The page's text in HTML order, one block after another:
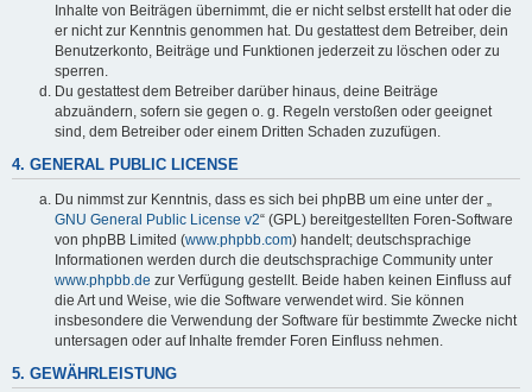
Inhalte von Beiträgen übernimmt, die er nicht selbst erstellt hat oder die
er nicht zur Kenntnis genommen hat. Du gestattest dem Betreiber, dein
Benutzerkonto, Beiträge und Funktionen jederzeit zu löschen oder zu
sperren.
Du gestattest dem Betreiber darüber hinaus, deine Beiträge
abzuändern, sofern sie gegen o. g. Regeln verstoßen oder geeignet
sind, dem Betreiber oder einem Dritten Schaden zuzufügen.
4. GENERAL PUBLIC LICENSE
Du nimmst zur Kenntnis, dass es sich bei phpBB um eine unter der „
GNU General Public License v2“ (GPL) bereitgestellten Foren-Software
von phpBB Limited (www.phpbb.com) handelt; deutschsprachige
Informationen werden durch die deutschsprachige Community unter
www.phpbb.de zur Verfügung gestellt. Beide haben keinen Einfluss auf
die Art und Weise, wie die Software verwendet wird. Sie können
insbesondere die Verwendung der Software für bestimmte Zwecke nicht
untersagen oder auf Inhalte fremder Foren Einfluss nehmen.
5. GEWÄHRLEISTUNG